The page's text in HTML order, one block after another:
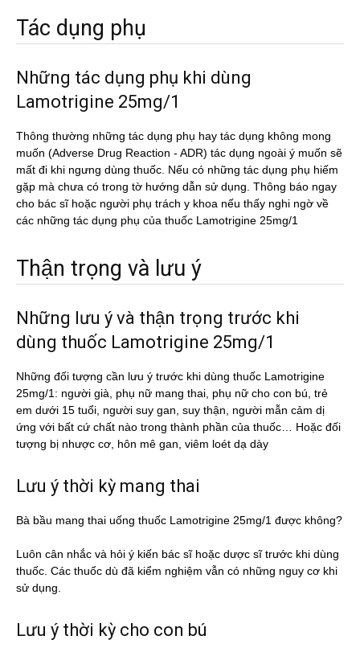
Tác dụng phụ
Những tác dụng phụ khi dùng
Lamotrigine 25mg/1
Thông thường những tác dụng phụ hay tác dụng không mong
muốn (Adverse Drug Reaction - ADR) tác dụng ngoài ý muốn sẽ
mất đi khi ngưng dùng thuốc. Nếu có những tác dụng phụ hiếm
gặp mà chưa có trong tờ hướng dẫn sử dụng. Thông báo ngay
cho bác sĩ hoặc người phụ trách y khoa nếu thấy nghi ngờ về
các những tác dụng phụ của thuốc Lamotrigine 25mg/1
Thận trọng và lưu ý
Những lưu ý và thận trọng trước khi
dùng thuốc Lamotrigine 25mg/1
Những đối tượng cần lưu ý trước khi dùng thuốc Lamotrigine
25mg/1: người già, phụ nữ mang thai, phụ nữ cho con bú, trẻ
em dưới 15 tuổi, người suy gan, suy thận, người mẫn cảm dị
ứng với bất cứ chất nào trong thành phần của thuốc… Hoặc đối
tượng bị nhược cơ, hôn mê gan, viêm loét dạ dày
Lưu ý thời kỳ mang thai
Bà bầu mang thai uống thuốc Lamotrigine 25mg/1 được không?
Luôn cân nhắc và hỏi ý kiến bác sĩ hoặc dược sĩ trước khi dùng
thuốc. Các thuốc dù đã kiểm nghiệm vẫn có những nguy cơ khi
sử dụng.
Lưu ý thời kỳ cho con bú